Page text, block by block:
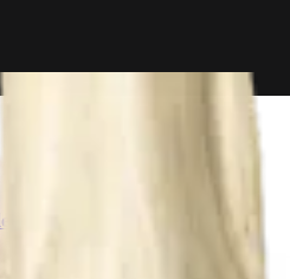
1. Metatarsale